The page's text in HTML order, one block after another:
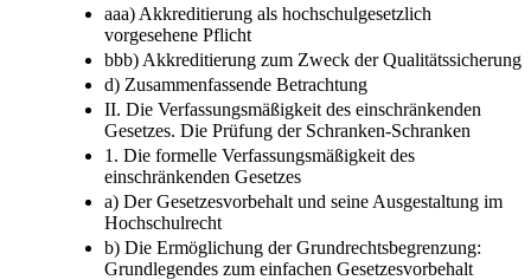
aaa) Akkreditierung als hochschulgesetzlich
vorgesehene Pflicht
bbb) Akkreditierung zum Zweck der Qualitätssicherung
d) Zusammenfassende Betrachtung
II. Die Verfassungsmäßigkeit des einschränkenden
Gesetzes. Die Prüfung der Schranken-Schranken
1. Die formelle Verfassungsmäßigkeit des
einschränkenden Gesetzes
a) Der Gesetzesvorbehalt und seine Ausgestaltung im
Hochschulrecht
b) Die Ermöglichung der Grundrechtsbegrenzung:
Grundlegendes zum einfachen Gesetzesvorbehalt